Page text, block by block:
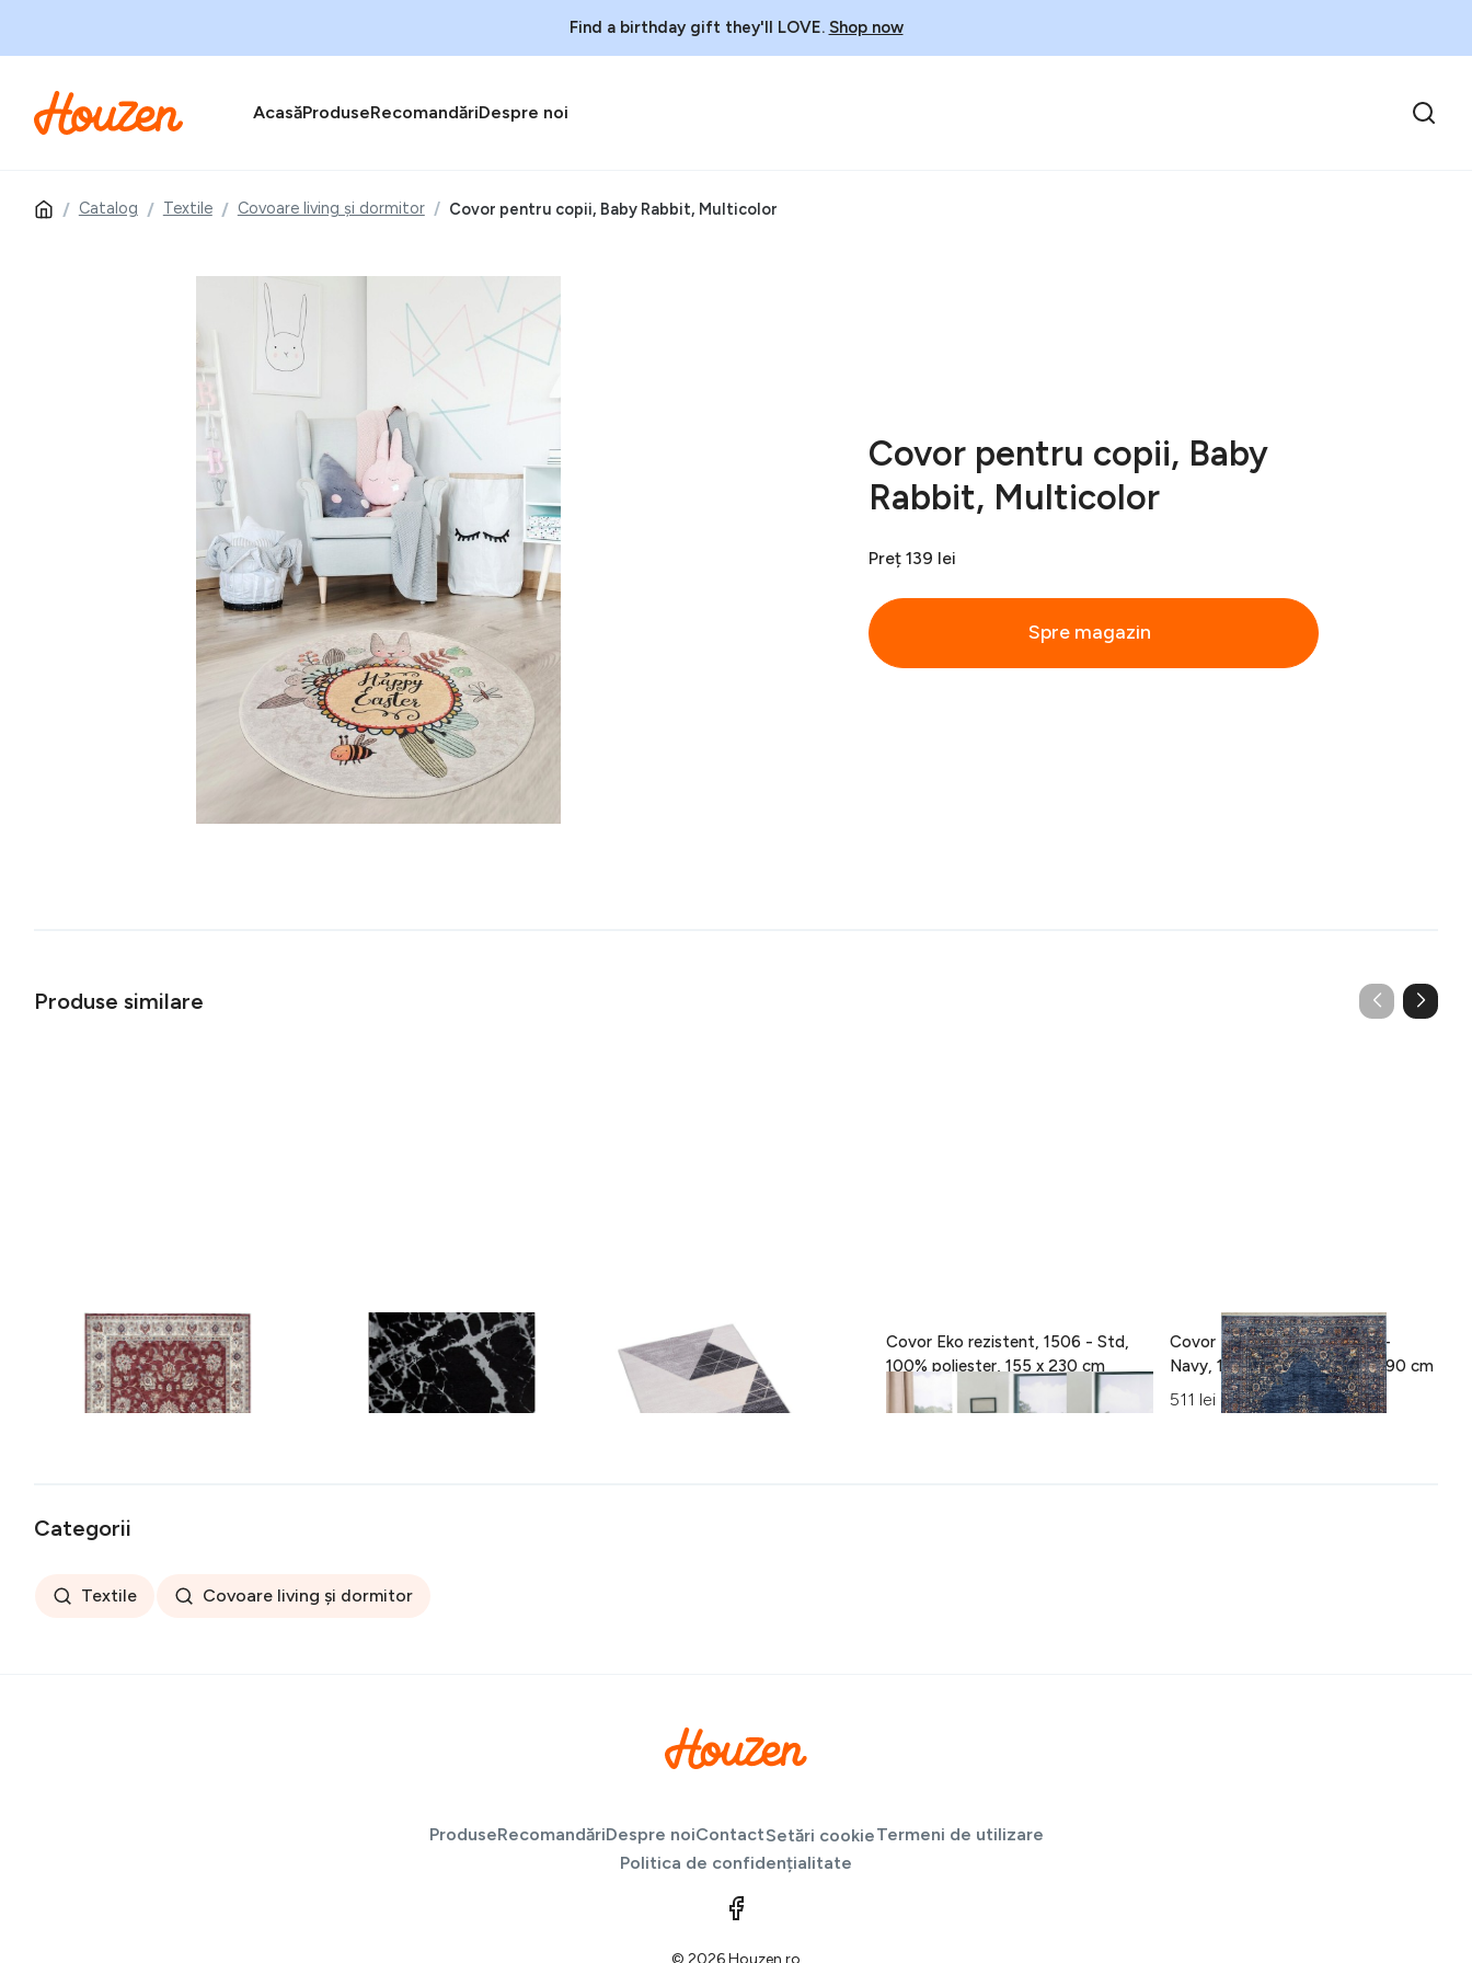
Find a birthday gift they'll LOVE. Shop now
AcasăProduseRecomandăriDespre noi
Catalog Textile Covoare living și dormitor Covor pentru copii, Baby Rabbit, Multicolor
Covor pentru copii, Baby
Rabbit, Multicolor
Preț 139 lei
Spre magazin
Produse similare
Covor rezistent Eko, ALT 05 - Red,
Ivory, 100% poliester, 80 x 150 cm
Covor rezistent SM 21 - Black,
Silver XW, 80x300 cm
441 lei
Covor Eva, Heinner, 160 x 230 cm,
100% poliester, gri
189 lei
Covor Eko rezistent, 1506 - Std,
100% poliester, 155 x 230 cm
418 lei
Covor Eko rezistent, ALT 01 -
Navy, 100% poliester, 130 x 190 cm
511 lei
Categorii
Textile Covoare living și dormitor
ProduseRecomandăriDespre noiContactSetări cookieTermeni de utilizare
Politica de confidențialitate